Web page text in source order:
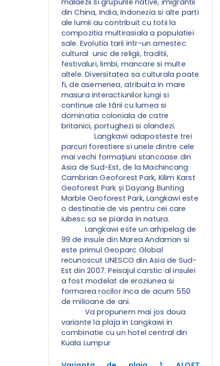
malaezii si grupurile native, imigrantii
din China, India, Indonezia si alte parti
ale lumii au contribuit cu totii la
compozitia multirasiala a populatiei
sale. Evolutia tarii intr-un amestec
cultural unic de religii, traditii,
festivaluri, limbi, mancare si multe
altele. Diversitatea sa culturala poate
fi, de asemenea, atribuita in mare
masura interactiunilor lungi si
continue ale tării cu lumea si
dominatia coloniala de catre
britanici, portughezi si olandezi.
Langkawi adaposteste trei
parcuri forestiere si unele dintre cele
mai vechi formațiuni stancoase din
Asia de Sud-Est, de la Machincang
Cambrian Geoforest Park, Kilim Karst
Geoforest Park și Dayang Bunting
Marble Geoforest Park, Langkawi este
o destinatie de vis pentru cei care
iubesc sa se piarda in natura.
Langkawi este un arhipelag de
99 de insule din Marea Andaman si
este primul Geoparc Global
recunoscut UNESCO din Asia de Sud-
Est din 2007. Peisajul carstic al insulei
a fost modelat de eroziunea si
formarea rocilor inca de acum 550
de milioane de ani.
Va propunem mai jos doua
variante la plaja in Langkawi in
combinatie cu un hotel central din
Kuala Lumpur